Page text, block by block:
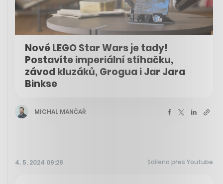
Nové LEGO Star Wars je tady!
Postavíte imperiální stíhačku,
závod kluzáků, Grogua i Jar Jara
Binkse
MICHAL MANČAŘ
4. 5. 2024 09:28 Sdíleno přes Youtube